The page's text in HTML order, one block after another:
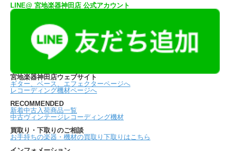
LINE@ 宮地楽器神田店 公式アカウント
宮地楽器神田店ウェブサイト
ギター、ベース、エフェクターページへ
レコーディング機材ページへ
RECOMMENDED
新着中古入荷商品一覧
中古ヴィンテージレコーディング機材
買取り・下取りのご相談
お手持ちの楽器・機材の買取り下取りはこちら